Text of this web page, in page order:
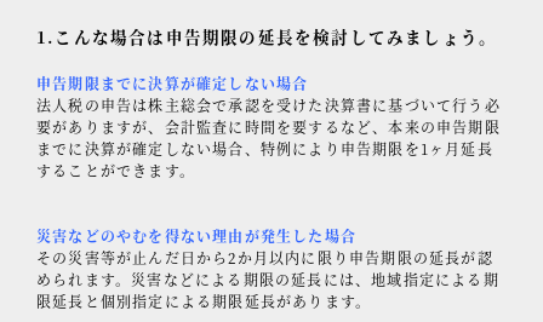
Facebook
1.こんな場合は申告期限の延長を検討してみましょう。
申告期限までに決算が確定しない場合
法人税の申告は株主総会で承認を受けた決算書に基づいて行う必
要がありますが、会計監査に時間を要するなど、本来の申告期限
までに決算が確定しない場合、特例により申告期限を1ヶ月延長
することができます。
災害などのやむを得ない理由が発生した場合
その災害等が止んだ日から2か月以内に限り申告期限の延長が認
められます。災害などによる期限の延長には、地域指定による期
限延長と個別指定による期限延長があります。